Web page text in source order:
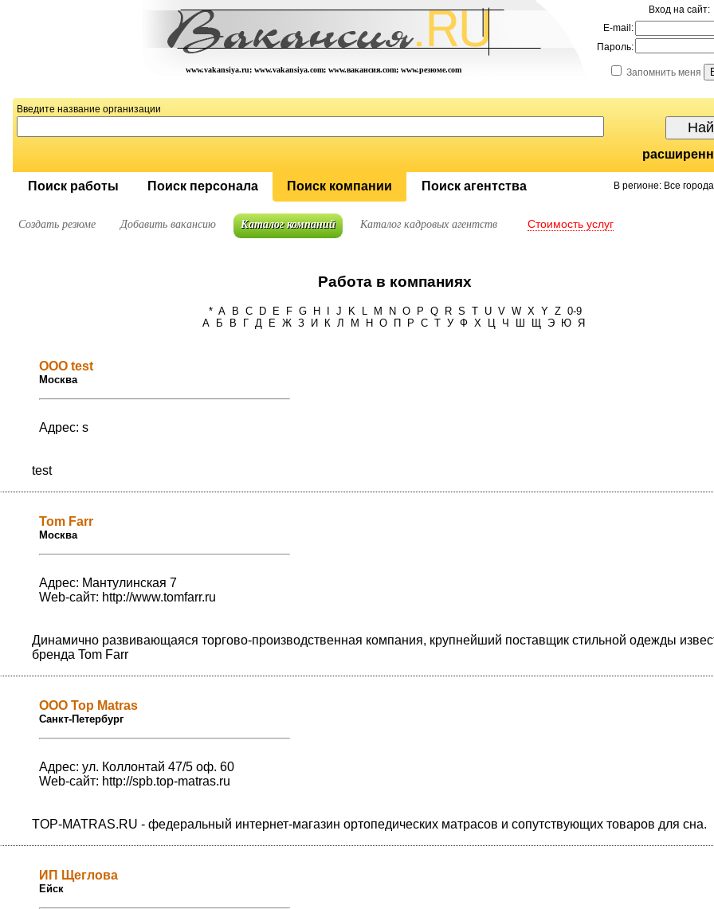
www.vakansiya.ru; www.vakansiya.com; www.вакансия.com; www.резюме.com
Вход на сайт:
E-mail:
Пароль:
Запомнить меня
Введите название организации
Поиск работы Поиск персонала Поиск компании Поиск агентства В регионе: Все города
Создать резюме Добавить вакансию Каталог компаний Каталог кадровых агентств Стоимость услуг
Работа в компаниях
* A B C D E F G H J K L M N O P Q R S T U V W X Y Z 0-9
А
Б В Г Д Е Ж З И К Л М Н О П Р С Т У Ф Х Ц Ч Ш Щ Э Ю Я
ООО test
Москва
Адрес: s
test
Tom Farr
Москва
Адрес: Мантулинская 7
Web-сайт: http://www.tomfarr.ru
Динамично развивающаяся торгово-производственная компания, крупнейший поставщик стильной одежды
бренда Tom Farr
ООО Top Matras
Санкт-Петербург
Адрес: ул. Коллонтай 47/5 оф. 60
Web-сайт: http://spb.top-matras.ru
TOP-MATRAS.RU - федеральный интернет-магазин ортопедических матрасов и сопутствующих товаров для сна.
ИП Щеглова
Ейск